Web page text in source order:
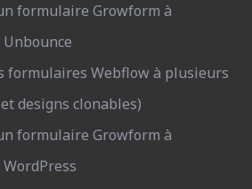
formulaire Growform à
formulaires Webflow à plusieurs
designs clonables)
formulaire Growform à